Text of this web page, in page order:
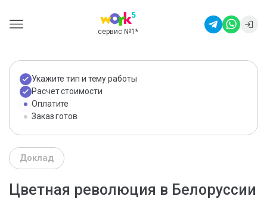
сервис №1 *
Укажите тип и тему работы
Расчет стоимости
Оплатите
Заказ готов
Доклад
Цветная революция в Белоруссии